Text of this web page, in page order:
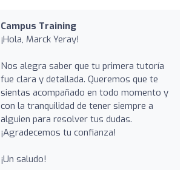
Campus Training
¡Hola, Marck Yeray!
Nos alegra saber que tu primera tutoría
fue clara y detallada. Queremos que te
sientas acompañado en todo momento y
con la tranquilidad de tener siempre a
alguien para resolver tus dudas.
¡Agradecemos tu confianza!
¡Un saludo!